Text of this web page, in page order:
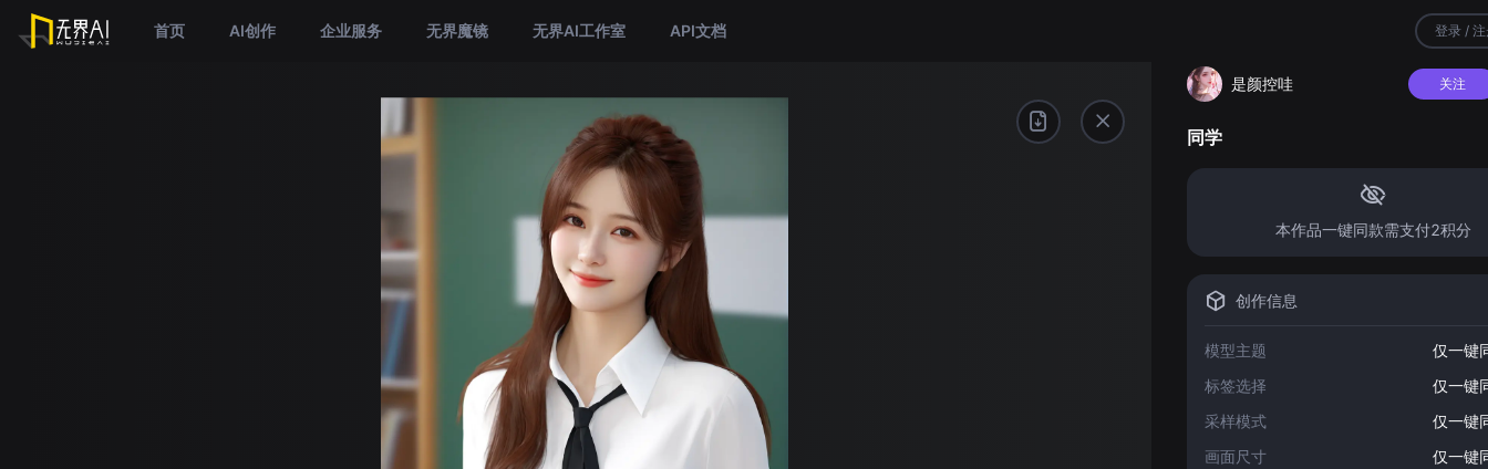
首页 AI创作 企业服务 无界魔镜 无界AI工作室 API文档 登录 /
是颜控哇 关注
同学
本作品一键同款需支付2积分
创作信息
模型主题
仅一键
标签选择
仅一键
采样模式
仅一键
画面尺寸
仅一键